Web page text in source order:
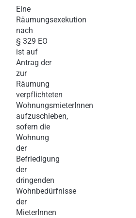
Eine
Räumungsexekution
nach
§ 329 EO
ist auf
Antrag der
zur
Räumung
verpflichteten
WohnungsmieterInnen
aufzuschieben,
sofern die
Wohnung
der
Befriedigung
der
dringenden
Wohnbedürfnisse
der
MieterInnen